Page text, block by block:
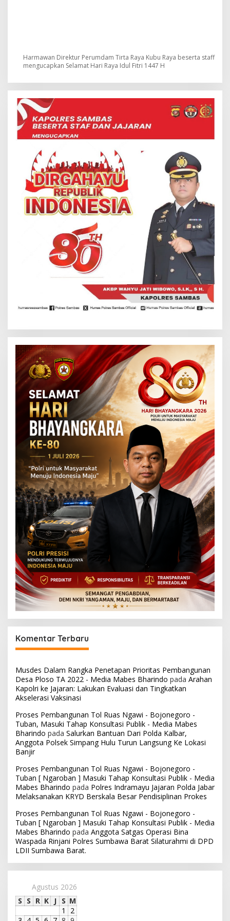
Harmawan Direktur Perumdam Tirta Raya Kubu Raya beserta staff
mengucapkan Selamat Hari Raya Idul Fitri 1447 H
Komentar Terbaru
Musdes Dalam Rangka Penetapan Prioritas Pembangunan
Desa Ploso TA 2022 - Media Mabes Bharindo pada Arahan
Kapolri ke Jajaran: Lakukan Evaluasi dan Tingkatkan
Akselerasi Vaksinasi
Proses Pembangunan Tol Ruas Ngawi - Bojonegoro -
Tuban, Masuki Tahap Konsultasi Publik - Media Mabes
Bharindo pada Salurkan Bantuan Dari Polda Kalbar,
Anggota Polsek Simpang Hulu Turun Langsung Ke Lokasi
Banjir
Proses Pembangunan Tol Ruas Ngawi - Bojonegoro -
Tuban [ Ngaroban ] Masuki Tahap Konsultasi Publik - Media
Mabes Bharindo pada Polres Indramayu Jajaran Polda Jabar
Melaksanakan KRYD Berskala Besar Pendisiplinan Prokes
Proses Pembangunan Tol Ruas Ngawi - Bojonegoro -
Tuban [ Ngaroban ] Masuki Tahap Konsultasi Publik - Media
Mabes Bharindo pada Anggota Satgas Operasi Bina
Waspada Rinjani Polres Sumbawa Barat Silaturahmi di DPD
LDII Sumbawa Barat.
Agustus 2026
S S R K J S M
1
2